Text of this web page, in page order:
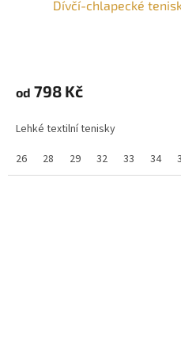
Dívčí-chlapecké
od 798 Kč
Lehké textilní tenisky
26
28 29 32 33 34